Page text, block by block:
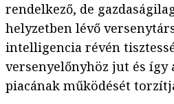
rendelkező, de
helyzetben lévő
intelligencia révén
versenyelőnyhöz jut és így
piacának működését